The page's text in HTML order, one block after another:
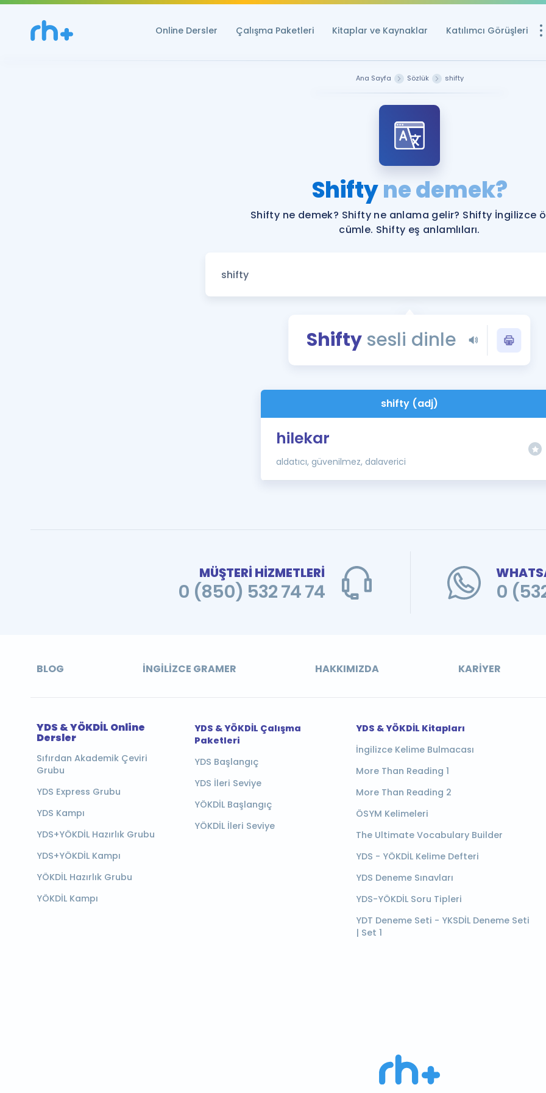
Online Dersler Çalışma Paketleri Kitaplar ve Kaynaklar Katılımcı Görüşleri
YDS ve YÖKDİL
Rehberlik Aracı
YDS ve YÖKDİL'e
Tüm ÖSYM
YDS - YÖKDİL
İngilizce Gramer
Ana Sayfa Sözlük shifty
Shiftyne demek?
Shifty ne demek? Shifty ne anlama gelir? Shifty İngilizce
cümle. Shifty eş anlamlıları.
Shifty sesli dinle
shifty (adj)
hilekar
aldatıcı, güvenilmez, dalaverici
MÜŞTERİ HİZMETLERİ
0 (850) 532 74 74 0
BLOG İNGILIZCE GRAMER HAKKIMIZDA KARIYER
YDS & YÖKDİL Online
Dersler
Sıfırdan Akademik Çeviri
Grubu
YDS Express Grubu
YDS Kampı
YDS+YÖKDİL Hazırlık Grubu
YDS+YÖKDİL Kampı
YÖKDİL Hazırlık Grubu
YÖKDİL Kampı
YDS & YÖKDİL Çalışma
Paketleri
YDS Başlangıç
YDS İleri Seviye
YÖKDİL Başlangıç
YÖKDİL İleri Seviye
YDS & YÖKDİL Kitapları
İngilizce Kelime Bulmacası
More Than Reading 1
More Than Reading 2
ÖSYM Kelimeleri
The Ultimate Vocabulary Builder
YDS - YÖKDİL Kelime Defteri
YDS Deneme Sınavları
YDS-YÖKDİL Soru Tipleri
YDT Deneme Seti - YKSDİL Deneme Seti
| Set 1